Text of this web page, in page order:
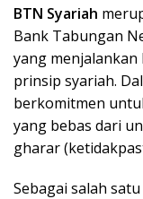
BTN Syariah
Bank Tabungan
yang
prinsip syariah.
berkomitmen
yang bebas dari
gharar
Sebagai salah